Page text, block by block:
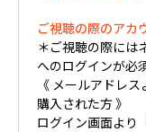
ご視聴の際のアカ
＊ご視聴の際には
へのログインが必
《 メールアドレ
購入された方 》
ログイン画面より